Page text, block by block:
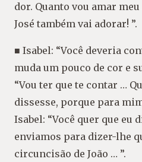
dor. Quanto vou amar
José também vai adorar! ”.
■ Isabel: “Você deveria
muda um pouco de cor e
“Vou ter que te contar …
dissesse, porque para
Isabel: “Você quer que eu
enviamos para dizer-lhe
circuncisão de João … ”.